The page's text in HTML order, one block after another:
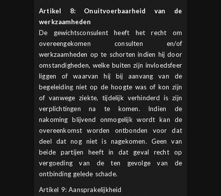
Artikel 8: Onuitvoerbaarheid van de
werkzaamheden
De gewichtsconsulent heeft het recht om
overeengekomen consulten en/of
werkzaamheden op te schorten indien hij door
omstandigheden, welke buiten zijn invloedsfeer
liggen of waarvan hij bij aanvang van de
begeleiding niet op de hoogte was of kon zijn
of vanwege ziekte, tijdelijk verhinderd is zijn
verplichtingen na te komen. Indien de
nakoming blijvend onmogelijk wordt kan de
overeenkomst worden ontbonden voor dat
deel dat nog niet is nagekomen. Geen van
beide partijen heeft in dat geval recht op
vergoeding van de ten gevolge van de
ontbinding gelede schade.
Artikel 9: Aansprakelijkheid